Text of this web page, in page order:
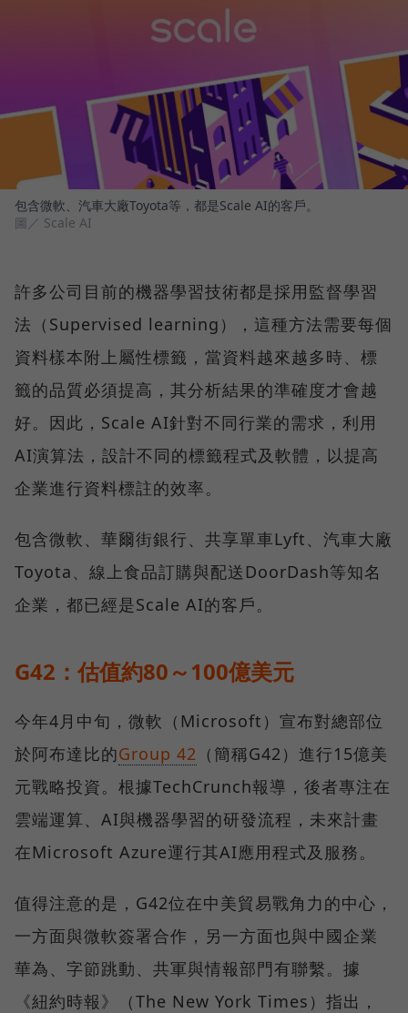
包含微軟、汽車大廠Toyota等，都是Scale AI的客戶。
圖／ Scale AI
許多公司目前的機器學習技術都是採用監督學習
法（Supervised learning），這種方法需要每個
資料樣本附上屬性標籤，當資料越來越多時、標
籤的品質必須提高，其分析結果的準確度才會越
好。因此，Scale AI針對不同行業的需求，利用
AI演算法，設計不同的標籤程式及軟體，以提高
企業進行資料標註的效率。
包含微軟、華爾街銀行、共享單車Lyft、汽車大廠
Toyota、線上食品訂購與配送DoorDash等知名
企業，都已經是Scale AI的客戶。
G42：估值約80～100億美元
今年4月中旬，微軟（Microsoft）宣布對總部位
於阿布達比的Group 42 （簡稱G42）進行15億美
元戰略投資。根據TechCrunch報導，後者專注在
雲端運算、AI與機器學習的研發流程，未來計畫
在Microsoft Azure運行其AI應用程式及服務。
值得注意的是，G42位在中美貿易戰角力的中心，
一方面與微軟簽署合作，另一方面也與中國企業
華為、字節跳動、共軍與情報部門有聯繫。據
《紐約時報》（The New York Times）指出，